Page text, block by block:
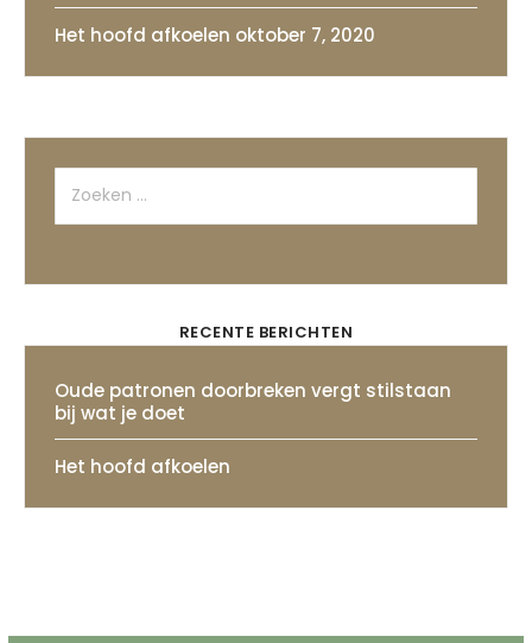
Het hoofd afkoelen oktober 7, 2020
Zoeken
naar:
RECENTE BERICHTEN
Oude patronen doorbreken vergt stilstaan
bij wat je doet
Het hoofd afkoelen